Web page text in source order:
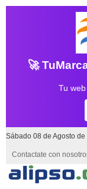
🚀
Tu
Sábado 08 de Agosto de
Contactate con